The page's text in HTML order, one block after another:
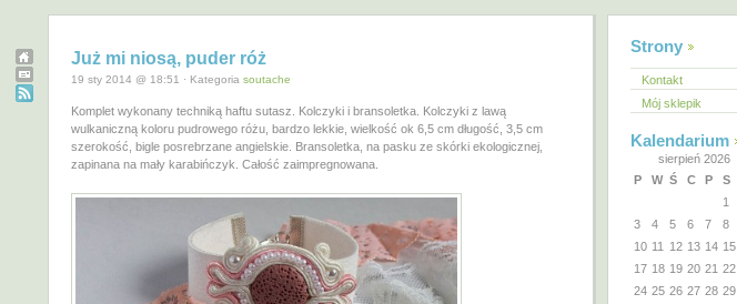
Już mi niosą, puder róż
19 sty 2014 @ 18:51 · Kategoria soutache
Komplet wykonany techniką haftu sutasz. Kolczyki i bransoletka. Kolczyki z lawą
wulkaniczną koloru pudrowego różu, bardzo lekkie, wielkość ok 6,5 cm długość, 3,5 cm
szerokość, bigle posrebrzane angielskie. Bransoletka, na pasku ze skórki ekologicznej,
zapinana na mały karabińczyk. Całość zaimpregnowana.
Strony
Kontakt
Mój sklepik
Kalendarium
sierpień 2026
P
W Ś C P S
1
3
4 5 6 7 8
10 11 12 13 14 15
17 18 19 20 21 22
24 25 26 27 28 29